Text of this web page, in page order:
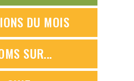
DU MOIS
SUR...